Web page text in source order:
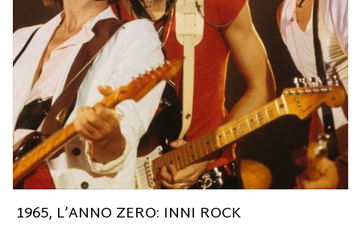
1965, L’ANNO ZERO: INNI ROCK